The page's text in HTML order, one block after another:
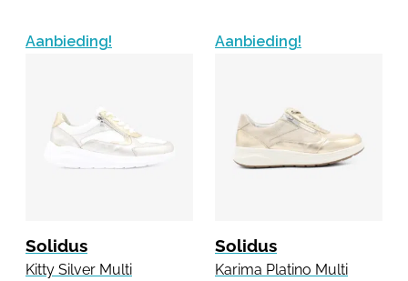
Aanbieding!
Solidus
Kitty Silver Multi
Aanbieding!
Solidus
Karima Platino Multi